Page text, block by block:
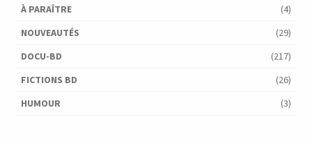
À PARAÎTRE
(4)
NOUVEAUTÉS
(29)
DOCU-BD
(217)
FICTIONS BD
(26)
HUMOUR
(3)